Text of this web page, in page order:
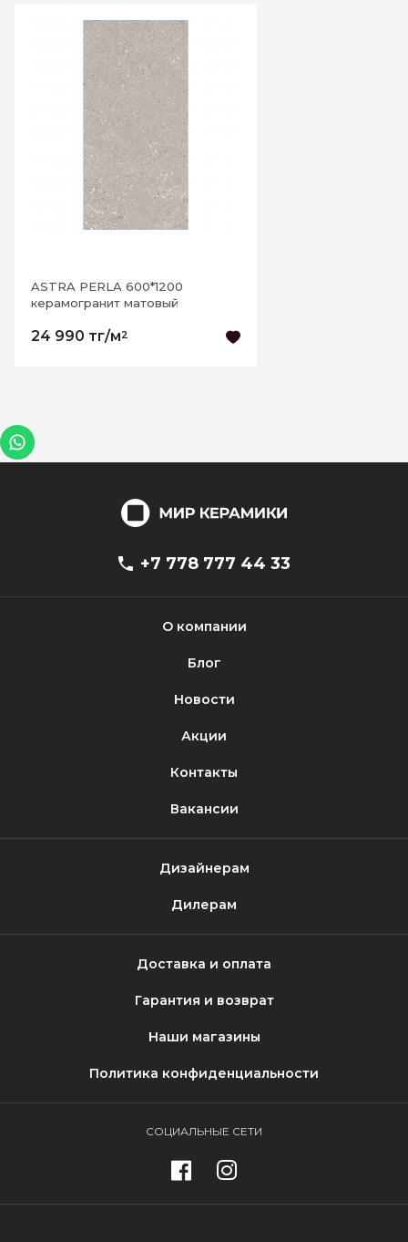
Написать отзыв
ASTRA PERLA 600*1200
керамогранит матовый
24 990 тг/м2
+7 778 777 44 33
О компании
Блог
Новости
Акции
Контакты
Вакансии
Дизайнерам
Дилерам
Доставка и оплата
Гарантия и возврат
Наши магазины
Политика конфиденциальности
СОЦИАЛЬНЫЕ СЕТИ